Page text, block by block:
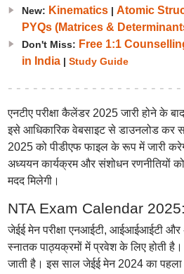
New: Kinematics| Atomic
PYQs (Matrices &
Don't Miss: Free 1:1
in India| Study Guide
एनटीए परीक्षा कैलेंडर 2025 जारी होने के
इसे आधिकारिक वेबसाइट से डाउनलोड कर
2025 को पीडीएफ फाइल के रूप में जारी
अध्ययन कार्यक्रम और संशोधन रणनीतियों
मदद मिलेगी।
NTA Exam Calendar 2025:
जेईई मेन परीक्षा एनआईटी, आईआईआईटी और
स्नातक पाठ्यक्रमों में प्रवेश के लिए होती है।
जाती है। इस साल जेईई मेन 2024 का